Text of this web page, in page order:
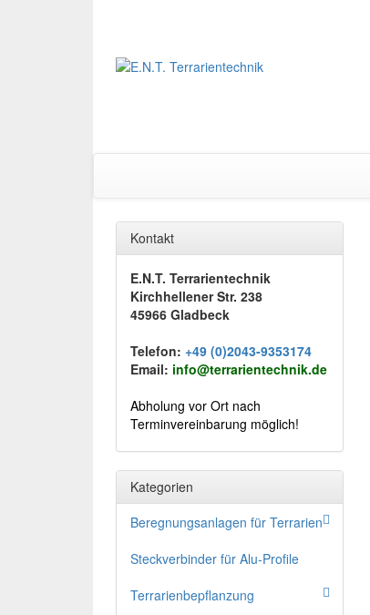
Kontakt
E.N.T. Terrarientechnik
Kirchhellener Str. 238
45966 Gladbeck
Telefon: +49 (0)2043-9353174
Email: info@terrarientechnik.de
Abholung vor Ort nach
Terminvereinbarung möglich!
Kategorien
Beregnungsanlagen für Terrarien
Steckverbinder für Alu-Profile
Terrarienbepflanzung